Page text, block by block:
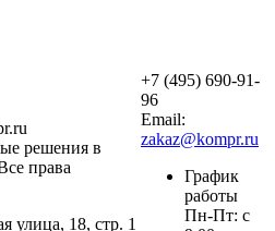
решения в
права
улица, 18, стр. 1
+7 (495) 690-91-
96
Email:
zakaz@kompr.ru
График
работы
Пн-Пт: с